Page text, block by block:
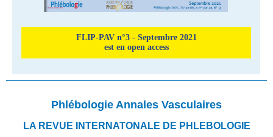
FLIP-PAV n°3 - Septembre 2021
est en open access
Phlébologie Annales Vasculaires
LA REVUE INTERNATONALE DE PHLEBOLOGIE